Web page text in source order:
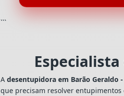
```
Adesentupidora em Barão Geraldo
que precisam resolver